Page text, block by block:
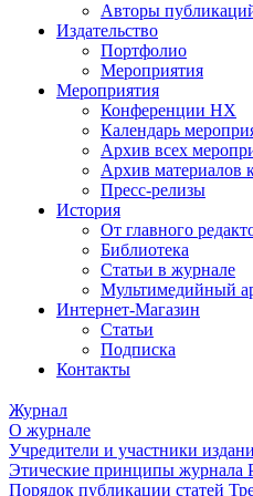
Авторы
Издательство
Портфолио
Мероприятия
Мероприятия
Конференции НХ
Календарь
Архив всех
Архив материалов
Пресс-релизы
История
От главного
Библиотека
Статьи в журнале
Мультимедийный
Интернет-Магазин
Статьи
Подписка
Контакты
Журнал
О журнале
Учредители и участники
Этические принципы журнала
Порядок публикации статей